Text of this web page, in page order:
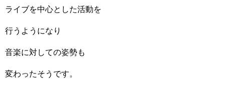
ライブを中心とした活動を
行うようになり
音楽に対しての姿勢も
変わったそうです。